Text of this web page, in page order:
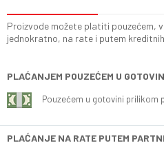
Proizvode možete platiti pouzećem,
jednokratno, na rate i putem
PLAĆANJEM POUZEĆEM U
Pouzećem u gotovini prilikom
PLAĆANJE NA RATE PUTEM